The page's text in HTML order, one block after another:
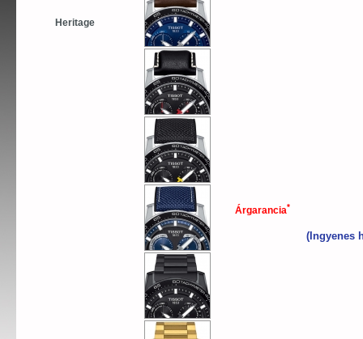
Heritage
Árgarancia*
(Ingyenes